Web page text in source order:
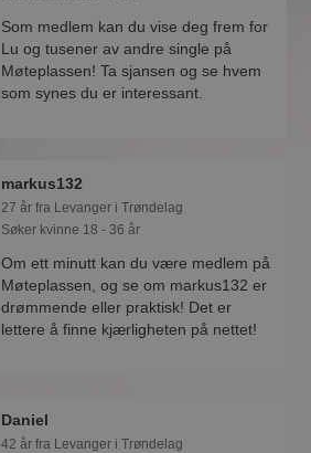
Som medlem kan du vise deg frem for
Lu og tusener av andre single på
Møteplassen! Ta sjansen og se hvem
som synes du er interessant.
markus132
27 år fra Levanger i Trøndelag
Søker kvinne 18 - 36 år
Om ett minutt kan du være medlem på
Møteplassen, og se om markus132 er
drømmende eller praktisk! Det er
lettere å finne kjærligheten på nettet!
Daniel
42 år fra Levanger i Trøndelag